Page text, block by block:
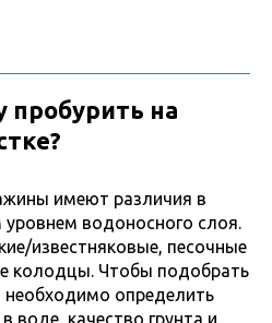
пробурить на
имеют различия в
уровнем водоносного слоя.
известняковые, песочные
колодцы. Чтобы подобрать
определить
воде, качество грунта и